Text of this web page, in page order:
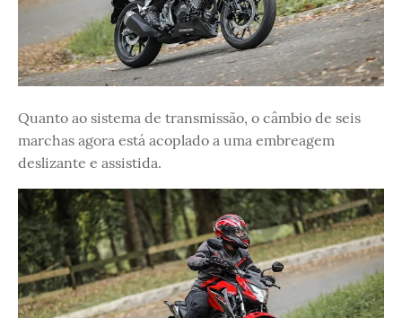
Quanto ao sistema de transmissão, o câmbio de seis
marchas agora está acoplado a uma embreagem
deslizante e assistida.